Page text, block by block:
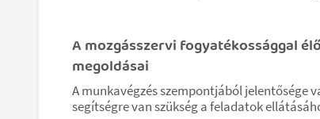
A mozgásszervi fogyatékossággal
megoldásai
A munkavégzés szempontjából jelentősége
segítségre van szükség a feladatok